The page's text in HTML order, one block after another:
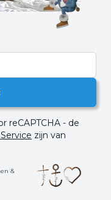
reCAPTCHA - de
zijn van
&